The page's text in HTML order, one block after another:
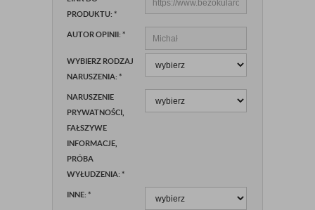
PRODUKTU: *
AUTOR OPINII: *
WYBIERZ RODZAJ
NARUSZENIA: *
NARUSZENIE
PRYWATNOŚCI,
FAŁSZYWE
INFORMACJE,
PRÓBA
WYŁUDZENIA: *
INNE: *